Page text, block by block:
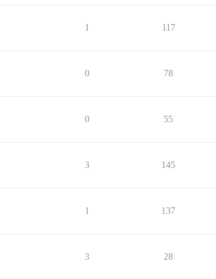
1 117
0 78
0 55
3 145
1 137
3 28